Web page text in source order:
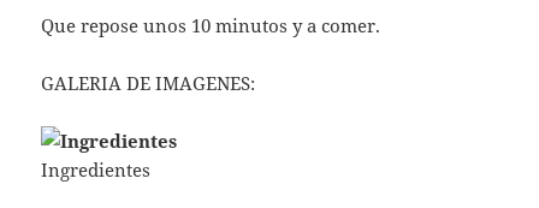
Que repose unos 10 minutos y a comer.
GALERIA DE IMAGENES:
Ingredientes